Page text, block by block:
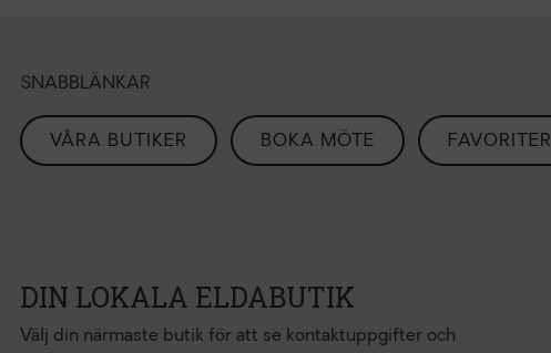
SNABBLÄNKAR
VÅRA BUTIKER BOKA MÖTE FAVORITER
DIN LOKALA ELDABUTIK
Välj din närmaste butik för att se kontaktuppgifter och